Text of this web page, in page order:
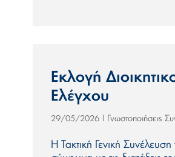
Εκλογή
Ελέγχου
29/05/2026| Γνωστοποιήσεις
Η Τακτική Γενική